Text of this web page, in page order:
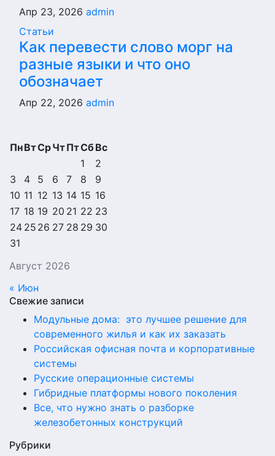
Апр 23, 2026 admin
Статьи
Как перевести слово морг на
разные языки и что оно
обозначает
Апр 22, 2026 admin
Август 2026
ПнВтСрЧтПтСбВс
1
2
3
4 5 6 7 8
9
10 11 12 13 14 15 16
17 18 19 20 21 22 23
24 25 26 27 28 29 30
31
« Июн
Свежие записи
Модульные дома: это лучшее решение для
современного жилья и как их заказать
Российская офисная почта и корпоративные
системы
Русские операционные системы
Гибридные платформы нового поколения
Все, что нужно знать о разборке
железобетонных конструкций
Рубрики